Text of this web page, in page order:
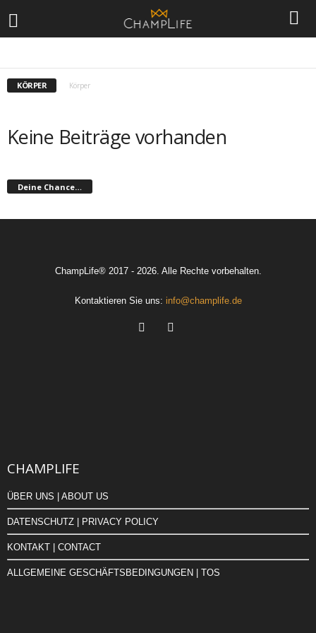
KÖRPER Körper
Keine Beiträge vorhanden
Deine Chance…
ChampLife® 2017 - 2026. Alle Rechte vorbehalten.
Kontaktieren Sie uns: info@champlife.de
CHAMPLIFE
ÜBER UNS | ABOUT US
DATENSCHUTZ | PRIVACY POLICY
KONTAKT | CONTACT
ALLGEMEINE GESCHÄFTSBEDINGUNGEN | TOS